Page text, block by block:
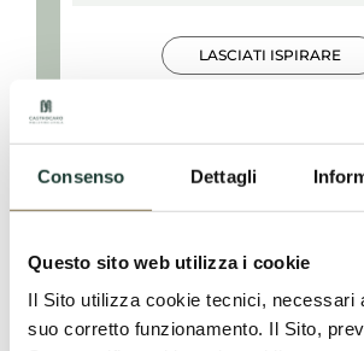
Consenso Dettagli
Questo sito web utilizza i cookie
Il Sito utilizza cookie tecnici, necessari
suo corretto funzionamento. Il Sito,
LASCIATI ISPIRARE